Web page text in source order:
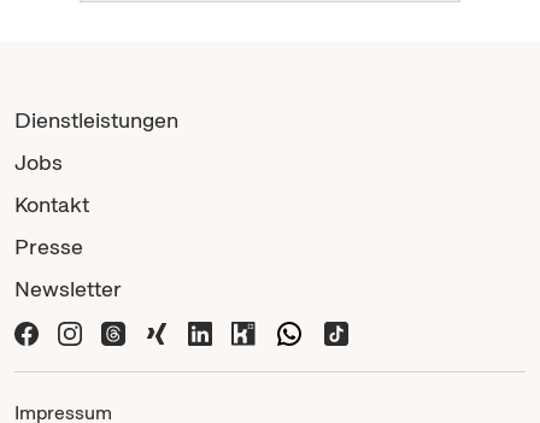
Dienstleistungen
Jobs
Kontakt
Presse
Newsletter
Impressum